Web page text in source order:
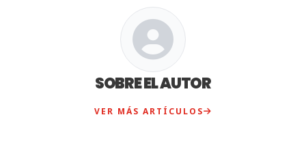
SOBRE EL AUTOR
VER MÁS ARTÍCULOS